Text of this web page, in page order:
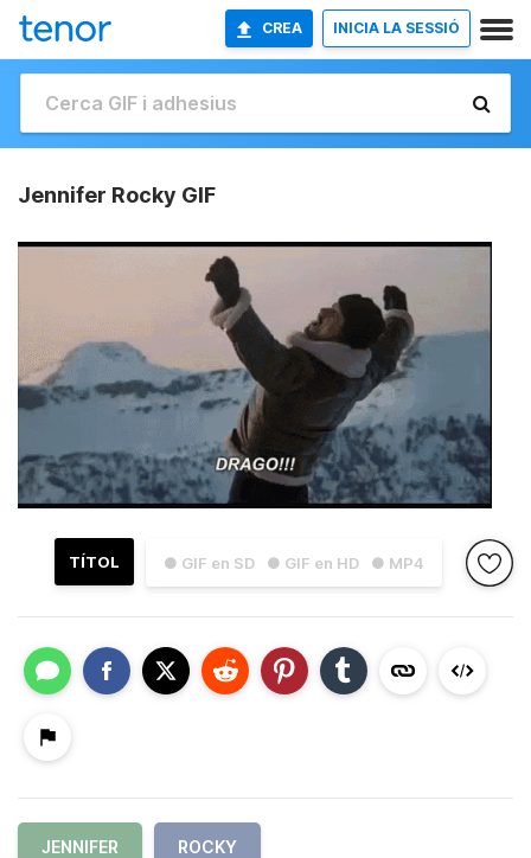
CREA INICIA LA SESSIÓ
Jennifer Rocky GIF
● GIF en SD ● GIF en HD ● MP4
TÍTOL
JENNIFER ROCKY